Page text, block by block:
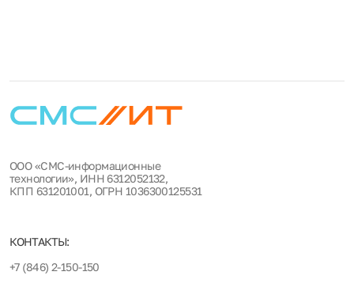
ООО «СМС-информационные
технологии», ИНН 6312052132,
КПП 631201001, ОГРН 1036300125531
КОНТАКТЫ:
+7 (846) 2-150-150